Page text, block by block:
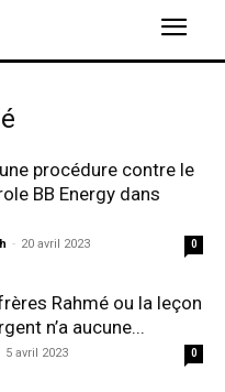
procédure contre le
BB Energy dans
- 20 avril 2023 0
Rahmé ou la leçon
n’a aucune...
5 avril 2023 0